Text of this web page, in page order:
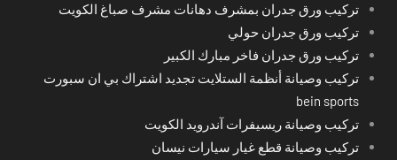
تركيب ورق جدران بمشرف دهانات مشرف صباغ الكويت
تركيب ورق جدران حولي
تركيب ورق جدران فاخر مبارك الكبير
تركيب وصيانة أنظمة الستلايت تجديد اشتراك بي ان سبورت
bein sports
تركيب وصيانة ريسيفرات آندرويد الكويت
تركيب وصيانة قطع غيار سيارات نيسان